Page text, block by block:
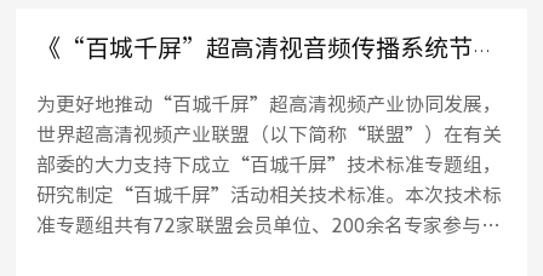
《“百城千屏”超高清视音频传播系统节目播出技术要求》等5项联盟标准技术审查会在京顺利召开
为更好地推动“百城千屏”超高清视频产业协同发展，
世界超高清视频产业联盟（以下简称“联盟”）在有关
部委的大力支持下成立“百城千屏”技术标准专题组，
研究制定“百城千屏”活动相关技术标准。本次技术标
准专题组共有72家联盟会员单位、200余名专家参与标